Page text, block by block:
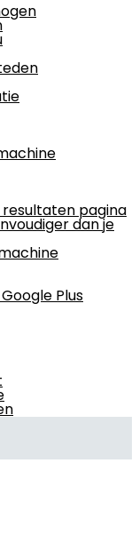
resultaten pagina
dan je
Plus